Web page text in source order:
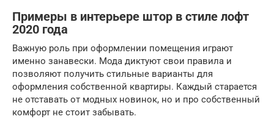
Примеры в интерьере штор в стиле лофт
2020 года
Важную роль при оформлении помещения играют
именно занавески. Мода диктуют свои правила и
позволяют получить стильные варианты для
оформления собственной квартиры. Каждый старается
не отставать от модных новинок, но и про собственный
комфорт не стоит забывать.